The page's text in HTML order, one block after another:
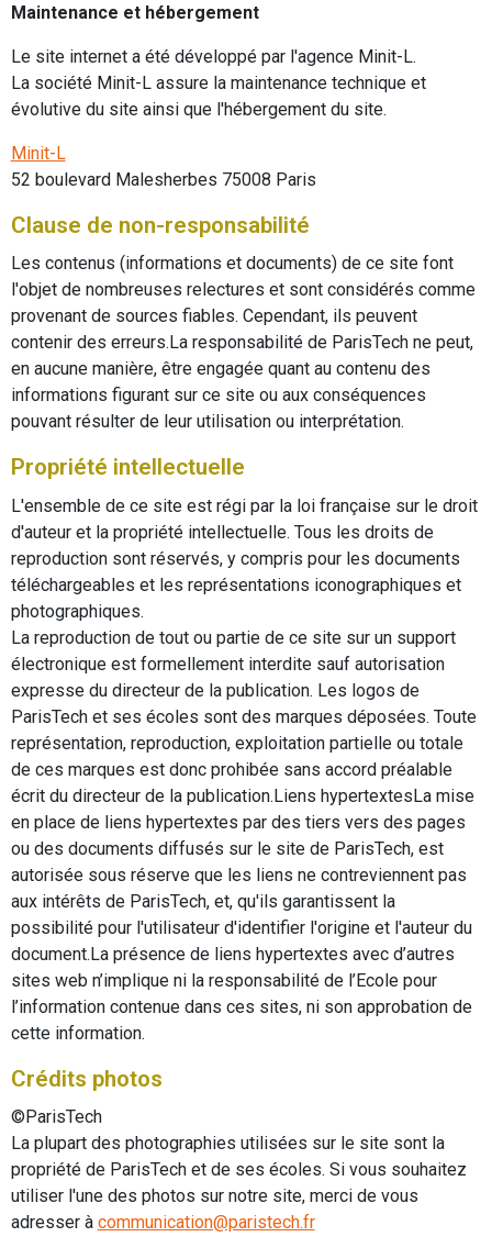
Maintenance et hébergement
Le site internet a été développé par l'agence Minit-L.
La société Minit-L assure la maintenance technique et
évolutive du site ainsi que l'hébergement du site.
Minit-L
52 boulevard Malesherbes 75008 Paris
Clause de non-responsabilité
Les contenus (informations et documents) de ce site font
l'objet de nombreuses relectures et sont considérés comme
provenant de sources fiables. Cependant, ils peuvent
contenir des erreurs.La responsabilité de ParisTech ne peut,
en aucune manière, être engagée quant au contenu des
informations figurant sur ce site ou aux conséquences
pouvant résulter de leur utilisation ou interprétation.
Propriété intellectuelle
L'ensemble de ce site est régi par la loi française sur le droit
d'auteur et la propriété intellectuelle. Tous les droits de
reproduction sont réservés, y compris pour les documents
téléchargeables et les représentations iconographiques et
photographiques.
La reproduction de tout ou partie de ce site sur un support
électronique est formellement interdite sauf autorisation
expresse du directeur de la publication. Les logos de
ParisTech et ses écoles sont des marques déposées. Toute
représentation, reproduction, exploitation partielle ou totale
de ces marques est donc prohibée sans accord préalable
écrit du directeur de la publication.Liens hypertextesLa mise
en place de liens hypertextes par des tiers vers des pages
ou des documents diffusés sur le site de ParisTech, est
autorisée sous réserve que les liens ne contreviennent pas
aux intérêts de ParisTech, et, qu'ils garantissent la
possibilité pour l'utilisateur d'identifier l'origine et l'auteur du
document.La présence de liens hypertextes avec d’autres
sites web n’implique ni la responsabilité de l’Ecole pour
l’information contenue dans ces sites, ni son approbation de
cette information.
Crédits photos
©ParisTech
La plupart des photographies utilisées sur le site sont la
propriété de ParisTech et de ses écoles. Si vous souhaitez
utiliser l'une des photos sur notre site, merci de vous
adresser à communication@paristech.fr